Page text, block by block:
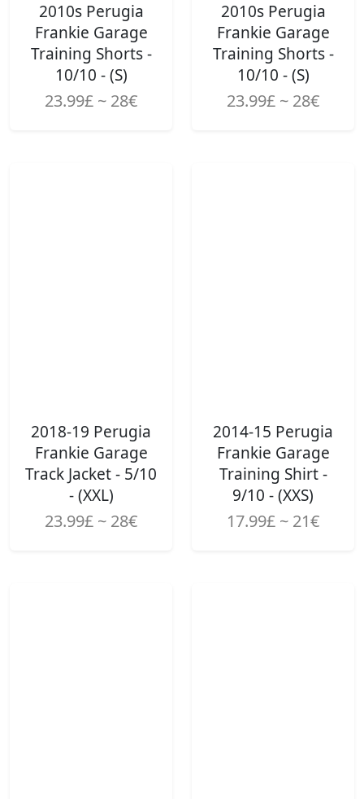
2010s Perugia
Frankie Garage
Training Shorts -
10/10 - (S)
23.99£ ~ 28€
2010s Perugia
Frankie Garage
Training Shorts -
10/10 - (S)
23.99£ ~ 28€
2018-19 Perugia
Frankie Garage
Track Jacket - 5/10
- (XXL)
23.99£ ~ 28€
2014-15 Perugia
Frankie Garage
Training Shirt -
9/10 - (XXS)
17.99£ ~ 21€